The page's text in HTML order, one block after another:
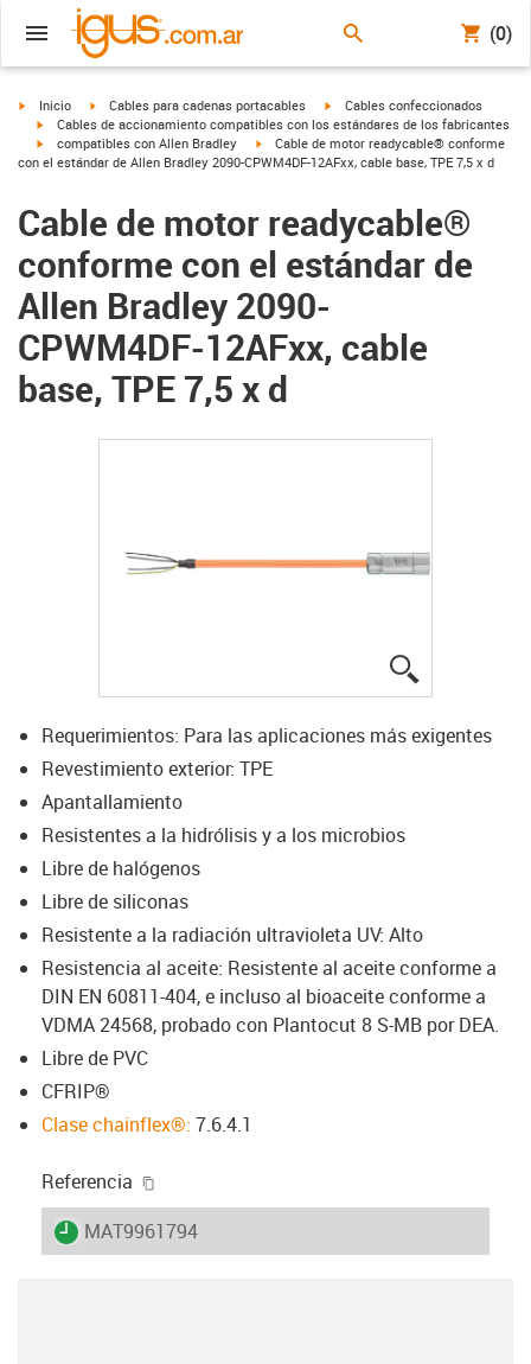
(0)
igus-icon-arrow-right
Inicio igus-icon-arrow-right
Cables para cadenas portacables igus-icon-arrow-right
Cables confeccionados
igus-icon-arrow-right
Cables de accionamiento compatibles con los estándares de los fabricantes
igus-icon-arrow-right
compatibles con Allen Bradley igus-icon-arrow-right
Cable de motor readycable® conforme
con el estándar de Allen Bradley 2090-CPWM4DF-12AFxx, cable base, TPE 7,5 x d
Cable de motor readycable®
conforme con el estándar de
Allen Bradley 2090-
CPWM4DF-12AFxx, cable
base, TPE 7,5 x d
Requerimientos: Para las aplicaciones más exigentes
Revestimiento exterior: TPE
Apantallamiento
Resistentes a la hidrólisis y a los microbios
Libre de halógenos
Libre de siliconas
Resistente a la radiación ultravioleta UV: Alto
Resistencia al aceite: Resistente al aceite conforme a
DIN EN 60811-404, e incluso al bioaceite conforme a
VDMA 24568, probado con Plantocut 8 S-MB por DEA.
Libre de PVC
CFRIP®
Clase chainflex®: 7.6.4.1
Referencia
igus-icon-lieferzeit
MAT9961794